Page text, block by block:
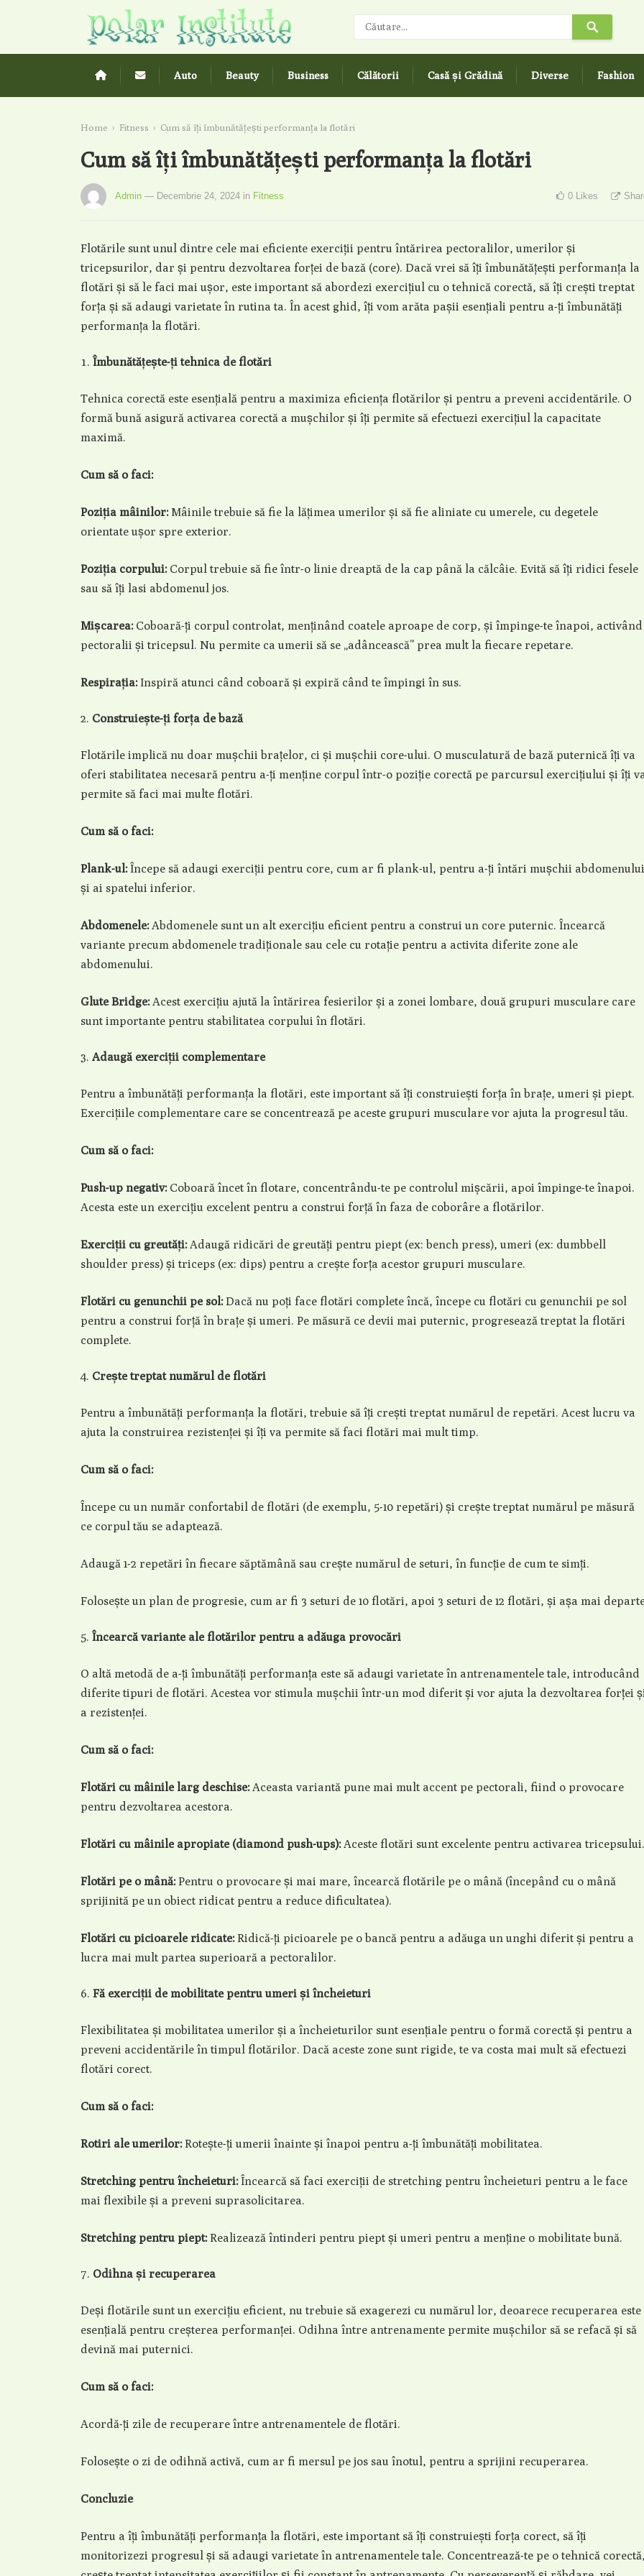
Auto Beauty Business Călătorii Casă și Grădină Diverse Fashion
Home › Fitness › Cum să îți îmbunătățești performanța la flotări
Cum să îți îmbunătățești performanța la flotări
Admin — Decembrie 24, 2024 in Fitness 0 Likes
Flotările sunt unul dintre cele mai eficiente exerciții pentru întărirea pectoralilor, umerilor și
tricepsurilor, dar și pentru dezvoltarea forței de bază (core). Dacă vrei să îți îmbunătățești performanța la
flotări și să le faci mai ușor, este important să abordezi exercițiul cu o tehnică corectă, să îți crești treptat
forța și să adaugi varietate în rutina ta. În acest ghid, îți vom arăta pașii esențiali pentru a-ți îmbunătăți
performanța la flotări.
Îmbunătățește-ți tehnica de flotări
Tehnica corectă este esențială pentru a maximiza eficiența flotărilor și pentru a preveni accidentările. O
formă bună asigură activarea corectă a mușchilor și îți permite să efectuezi exercițiul la capacitate
maximă.
Cum să o faci:
Poziția mâinilor:Mâinile trebuie să fie la lățimea umerilor și să fie aliniate cu umerele, cu degetele
orientate ușor spre exterior.
Poziția corpului: Corpul trebuie să fie într-o linie dreaptă de la cap până la călcâie. Evită să îți ridici fesele
sau să îți lasi abdomenul jos.
Mișcarea: Coboară-ți corpul controlat, menținând coatele aproape de corp, și împinge-te înapoi, activând
pectoralii și tricepsul. Nu permite ca umerii să se „adâncească” prea mult la fiecare repetare.
Respirația: Inspiră atunci când coboară și expiră când te împingi în sus.
Construiește-ți forța de bază
Flotările implică nu doar mușchii brațelor, ci și mușchii core-ului. O musculatură de bază puternică îți va
oferi stabilitatea necesară pentru a-ți menține corpul într-o poziție corectă pe parcursul exercițiului și îți
permite să faci mai multe flotări.
Cum să o faci:
Plank-ul:Începe să adaugi exerciții pentru core, cum ar fi plank-ul, pentru a-ți întări mușchii abdomenului
și ai spatelui inferior.
Abdomenele:Abdomenele sunt un alt exercițiu eficient pentru a construi un core puternic. Încearcă
variante precum abdomenele tradiționale sau cele cu rotație pentru a activita diferite zone ale
abdomenului.
Glute Bridge:Acest exercițiu ajută la întărirea fesierilor și a zonei lombare, două grupuri musculare care
sunt importante pentru stabilitatea corpului în flotări.
Adaugă exerciții complementare
Pentru a îmbunătăți performanța la flotări, este important să îți construiești forța în brațe, umeri și piept.
Exercițiile complementare care se concentrează pe aceste grupuri musculare vor ajuta la progresul tău.
Cum să o faci:
Push-up negativ: Coboară încet în flotare, concentrându-te pe controlul mișcării, apoi împinge-te înapoi.
Acesta este un exercițiu excelent pentru a construi forță în faza de coborâre a flotărilor.
Exerciții cu greutăți:Adaugă ridicări de greutăți pentru piept (ex: bench press), umeri (ex: dumbbell
shoulder press) și triceps (ex: dips) pentru a crește forța acestor grupuri musculare.
Flotări cu genunchii pe sol:Dacă nu poți face flotări complete încă, începe cu flotări cu genunchii pe sol
pentru a construi forță în brațe și umeri. Pe măsură ce devii mai puternic, progresează treptat la flotări
complete.
Crește treptat numărul de flotări
Pentru a îmbunătăți performanța la flotări, trebuie să îți crești treptat numărul de repetări. Acest lucru va
ajuta la construirea rezistenței și îți va permite să faci flotări mai mult timp.
Cum să o faci:
Începe cu un număr confortabil de flotări (de exemplu, 5-10 repetări) și crește treptat numărul pe măsură
ce corpul tău se adaptează.
Adaugă 1-2 repetări în fiecare săptămână sau crește numărul de seturi, în funcție de cum te simți.
Folosește un plan de progresie, cum ar fi 3 seturi de 10 flotări, apoi 3 seturi de 12 flotări, și așa mai
Încearcă variante ale flotărilor pentru a adăuga provocări
O altă metodă de a-ți îmbunătăți performanța este să adaugi varietate în antrenamentele tale, introducând
diferite tipuri de flotări. Acestea vor stimula mușchii într-un mod diferit și vor ajuta la dezvoltarea forței
a rezistenței.
Cum să o faci:
Flotări cu mâinile larg deschise:Aceasta variantă pune mai mult accent pe pectorali, fiind o provocare
pentru dezvoltarea acestora.
Flotări cu mâinile apropiate (diamond push-ups):Aceste flotări sunt excelente pentru activarea tricepsului.
Flotări pe o mână:Pentru o provocare și mai mare, încearcă flotările pe o mână (începând cu o mână
sprijinită pe un obiect ridicat pentru a reduce dificultatea).
Flotări cu picioarele ridicate:Ridică-ți picioarele pe o bancă pentru a adăuga un unghi diferit și pentru a
lucra mai mult partea superioară a pectoralilor.
Fă exerciții de mobilitate pentru umeri și încheieturi
Flexibilitatea și mobilitatea umerilor și a încheieturilor sunt esențiale pentru o formă corectă și pentru a
preveni accidentările în timpul flotărilor. Dacă aceste zone sunt rigide, te va costa mai mult să efectuezi
flotări corect.
Cum să o faci:
Rotiri ale umerilor:Rotește-ți umerii înainte și înapoi pentru a-ți îmbunătăți mobilitatea.
Stretching pentru încheieturi:Încearcă să faci exerciții de stretching pentru încheieturi pentru a le face
mai flexibile și a preveni suprasolicitarea.
Stretching pentru piept:Realizează întinderi pentru piept și umeri pentru a menține o mobilitate bună.
Odihna și recuperarea
Deși flotările sunt un exercițiu eficient, nu trebuie să exagerezi cu numărul lor, deoarece recuperarea este
esențială pentru creșterea performanței. Odihna între antrenamente permite mușchilor să se refacă și să
devină mai puternici.
Cum să o faci:
Acordă-ți zile de recuperare între antrenamentele de flotări.
Folosește o zi de odihnă activă, cum ar fi mersul pe jos sau înotul, pentru a sprijini recuperarea.
Concluzie
Pentru a îți îmbunătăți performanța la flotări, este important să îți construiești forța corect, să îți
monitorizezi progresul și să adaugi varietate în antrenamentele tale. Concentrează-te pe o tehnică